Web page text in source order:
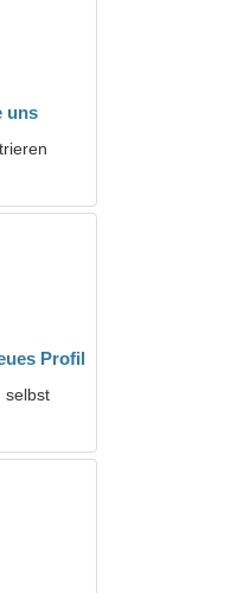
uns
Profil
selbst